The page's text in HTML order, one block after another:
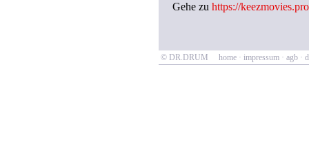
Gehe zu https://keezmovies.pro
© DR.DRUM home · impressum · agb ·